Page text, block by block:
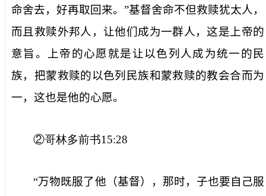
命舍去，好再取回来。”基督舍命不但救赎犹太人，
而且救赎外邦人，让他们成为一群人，这是上帝的
意旨。上帝的心愿就是让以色列人成为统一的民
族，把蒙救赎的以色列民族和蒙救赎的教会合而为
一，这也是他的心愿。
②哥林多前书15:28
“万物既服了他（基督），那时，子也要自己服